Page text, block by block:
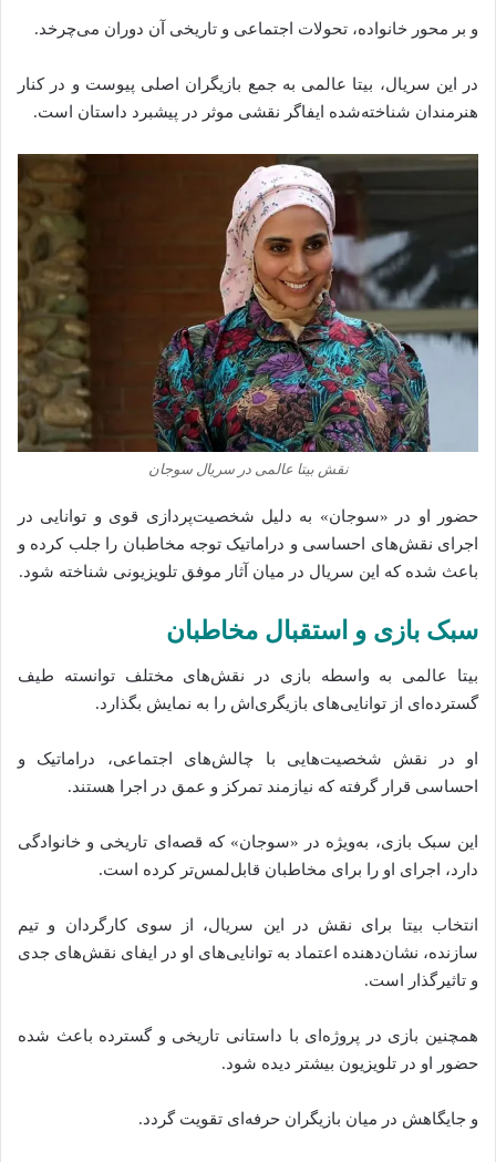
و بر محور خانواده، تحولات اجتماعی و تاریخی آن دوران می‌چرخد.
در این سریال، بیتا عالمی به جمع بازیگران اصلی پیوست و در کنار
هنرمندان شناخته‌شده ایفاگر نقشی موثر در پیشبرد داستان است.
نقش بیتا عالمی در سریال سوجان
حضور او در «سوجان» به دلیل شخصیت‌پردازی قوی و توانایی در
اجرای نقش‌های احساسی و دراماتیک توجه مخاطبان را جلب کرده و
باعث شده که این سریال در میان آثار موفق تلویزیونی شناخته شود.
سبک بازی و استقبال مخاطبان
بیتا عالمی به واسطه بازی در نقش‌های مختلف توانسته طیف
گسترده‌ای از توانایی‌های بازیگری‌اش را به نمایش بگذارد.
او در نقش شخصیت‌هایی با چالش‌های اجتماعی، دراماتیک و
احساسی قرار گرفته که نیازمند تمرکز و عمق در اجرا هستند.
این سبک بازی، به‌ویژه در «سوجان» که قصه‌ای تاریخی و خانوادگی
دارد، اجرای او را برای مخاطبان قابل‌لمس‌تر کرده است.
انتخاب بیتا برای نقش در این سریال، از سوی کارگردان و تیم
سازنده، نشان‌دهنده اعتماد به توانایی‌های او در ایفای نقش‌های جدی
و تاثیرگذار است.
همچنین بازی در پروژه‌ای با داستانی تاریخی و گسترده باعث شده
حضور او در تلویزیون بیشتر دیده شود.
و جایگاهش در میان بازیگران حرفه‌ای تقویت گردد.